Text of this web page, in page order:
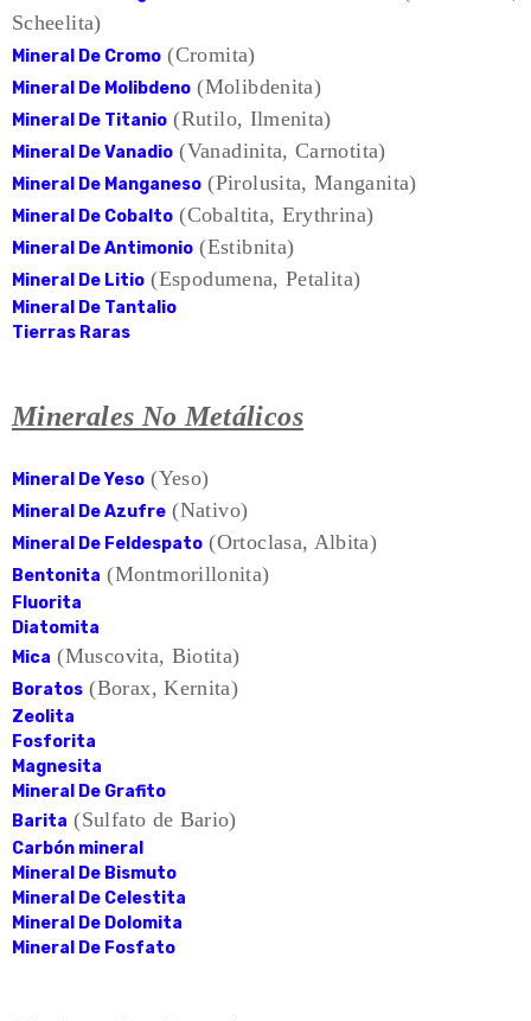
Scheelita)
Mineral De Cromo (Cromita)
Mineral De Molibdeno (Molibdenita)
Mineral De Titanio (Rutilo, Ilmenita)
Mineral De Vanadio (Vanadinita, Carnotita)
Mineral De Manganeso (Pirolusita, Manganita)
Mineral De Cobalto (Cobaltita, Erythrina)
Mineral De Antimonio (Estibnita)
Mineral De Litio (Espodumena, Petalita)
Mineral De Tantalio
Tierras Raras
Minerales No Metálicos
Mineral De Yeso (Yeso)
Mineral De Azufre (Nativo)
Mineral De Feldespato (Ortoclasa, Albita)
Bentonita (Montmorillonita)
Fluorita
Diatomita
Mica (Muscovita, Biotita)
Boratos (Borax, Kernita)
Zeolita
Fosforita
Magnesita
Mineral De Grafito
Barita (Sulfato de Bario)
Carbón mineral
Mineral De Bismuto
Mineral De Celestita
Mineral De Dolomita
Mineral De Fosfato